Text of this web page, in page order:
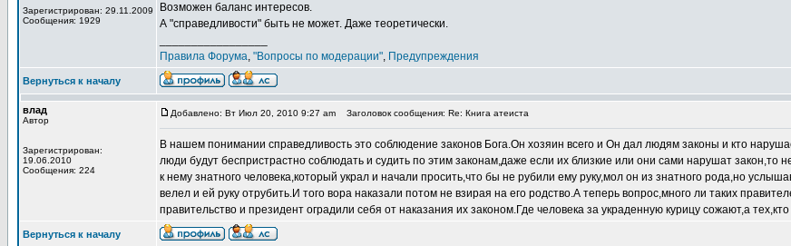
Зарегистрирован: 29.11.2009
Сообщения: 1929
Возможен баланс интересов.
А "справедливости" быть не может. Даже теоретически.
Правила Форума, "Вопросы по модерации", Предупреждения
Вернуться к началу
влад
Автор
Зарегистрирован:
19.06.2010
Сообщения: 224
Добавлено: Вт Июл 20, 2010 9:27 am Заголовок сообщения: Re: Книга атеиста
В нашем понимании справедливость это соблюдение законов Бога.Он хозяин всего и Он дал людям законы и кто
люди будут беспристрастно соблюдать и судить по этим законам,даже если их близкие или они сами нарушат
к нему знатного человека,который украл и начали просить,что бы не рубили ему руку,мол он из знатного рода,но
велел и ей руку отрубить.И того вора наказали потом не взирая на его родство.А теперь вопрос,много ли таких
правительство и президент оградили себя от наказания их законом.Где человека за украденную курицу сожают,а
Вернуться к началу